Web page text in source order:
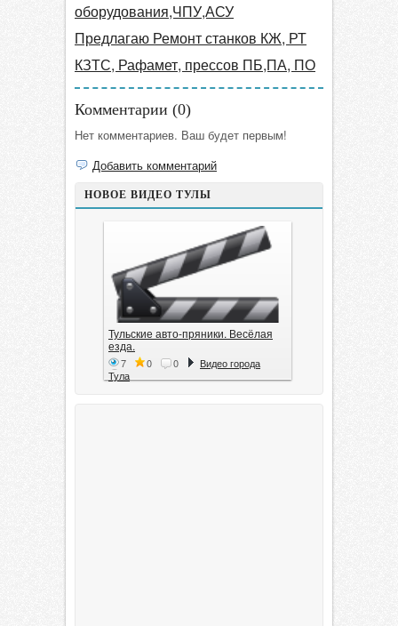
оборудования,ЧПУ,АСУ
Предлагаю Ремонт станков КЖ, РТ
КЗТС, Рафамет, прессов ПБ,ПА, ПО
Комментарии (0)
Нет комментариев. Ваш будет первым!
Добавить комментарий
НОВОЕ ВИДЕО ТУЛЫ
Тульские авто-пряники. Весёлая
езда.
7 0 0
Видео города
Тула